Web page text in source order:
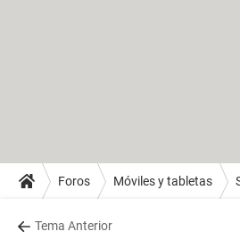
Foros Móviles y tabletas
Tema Anterior